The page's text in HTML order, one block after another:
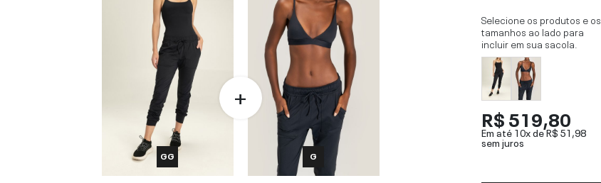
GG G
Selecione os produtos e os
tamanhos ao lado para
incluir em sua sacola.
R$ 519,80
Em até 10x deR$ 51,98
sem juros